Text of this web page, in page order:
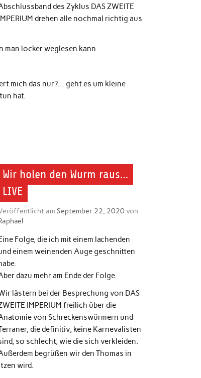
des Zyklus DAS ZWEITE
drehen alle nochmal richtig aus
locker weglesen kann.
mich das nur?… geht es um kleine
hat.
Wir holen den Wurm raus…
LIVE
am September 22, 2020von
Folge, die ich mit einem lachenden
einem weinenden Auge geschnitten
dazu mehr am Ende der Folge.
lästern bei der Besprechung von DAS
IMPERIUM freilich über die
von Schreckenswürmern und
die definitiv, keine Karnevalisten
so schlecht, wie die sich verkleiden.
begrüßen wir den Thomas in
wird.